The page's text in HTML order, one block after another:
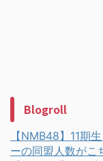
Blogroll
【NMB48】11期
ーの同盟人数がこ